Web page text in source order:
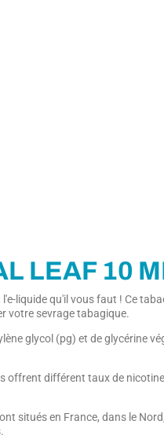
LEAF 10
liquide qu'il vous faut ! Ce
votre sevrage tabagique.
glycol (pg) et de glycérine
offrent différent taux de
situés en France, dans le